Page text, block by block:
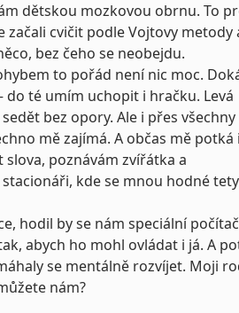
dětskou mozkovou obrnu. To
cvičit podle Vojtovy metody
bez čeho se neobejdu.
to pořád není nic moc.
do té umím uchopit i hračku. Levá
bez opory. Ale i přes všechny
mě zajímá. A občas mě potká i
poznávám zvířátka a
kde se mnou hodné tety
hodil by se nám speciální
abych ho mohl ovládat i já. A
se mentálně rozvíjet. Moji
nám?